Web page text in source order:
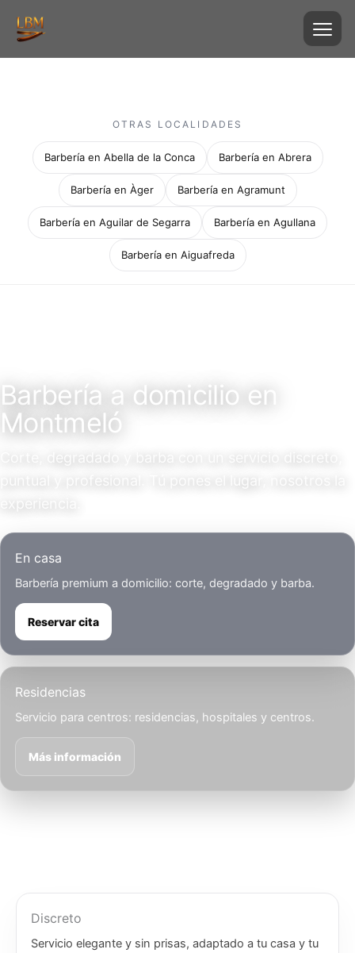
OTRAS LOCALIDADES
Barbería en Abella de la Conca Barbería en Abrera
Barbería en Àger Barbería en Agramunt
Barbería en Aguilar de Segarra Barbería en Agullana
Barbería en Aiguafreda
Barbería a domicilio en
Montmeló
Corte, degradado y barba con un servicio discreto,
puntual y profesional. Tú pones el lugar, nosotros la
En casa
Barbería premium a domicilio: corte, degradado y barba.
Reservar cita
Residencias
Servicio para centros: residencias, hospitales y centros.
Más información
Discreto
Servicio elegante y sin prisas, adaptado a tu casa y tu